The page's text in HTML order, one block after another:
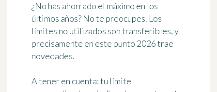
¿No has ahorrado el máximo en los
últimos años? No te preocupes. Los
límites no utilizados son transferibles, y
precisamente en este punto 2026 trae
novedades.
A tener en cuenta: tu límite